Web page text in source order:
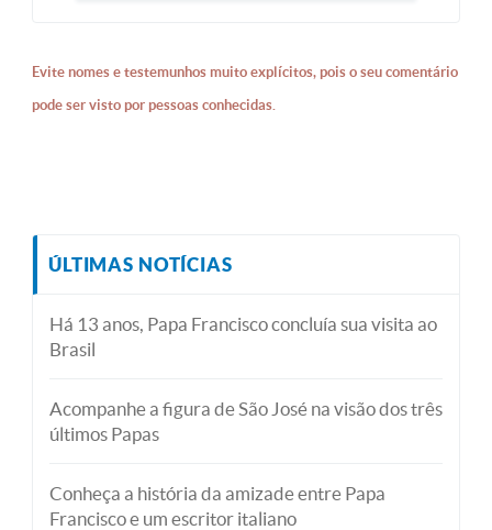
Evite nomes e testemunhos muito explícitos, pois o seu comentário
pode ser visto por pessoas conhecidas.
ÚLTIMAS NOTÍCIAS
Há 13 anos, Papa Francisco concluía sua visita ao
Brasil
Acompanhe a figura de São José na visão dos três
últimos Papas
Conheça a história da amizade entre Papa
Francisco e um escritor italiano